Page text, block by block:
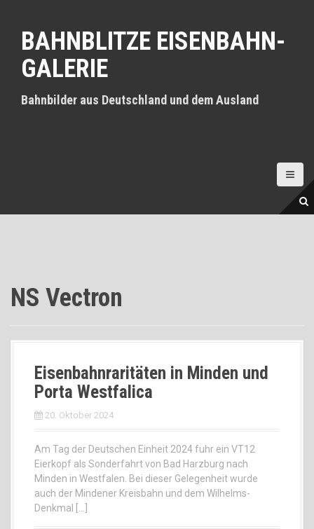
t
BAHNBLITZE EISENBAHN-
GALERIE
Bahnbilder aus Deutschland und dem Ausland
NS Vectron
Eisenbahnraritäten in Minden und
Porta Westfalica
20. Oktober 2024
Am Tag der Deutschen Einheit 2024 fuhr ein VT12
Eierkopf als Sonderfahrt von Bad Harzburg nach
Minden in Westfalen. Bei dieser Gelegenheit wurde
auch der Mindener Kreisbahn und dem Wilhelms-
Denkmal […]